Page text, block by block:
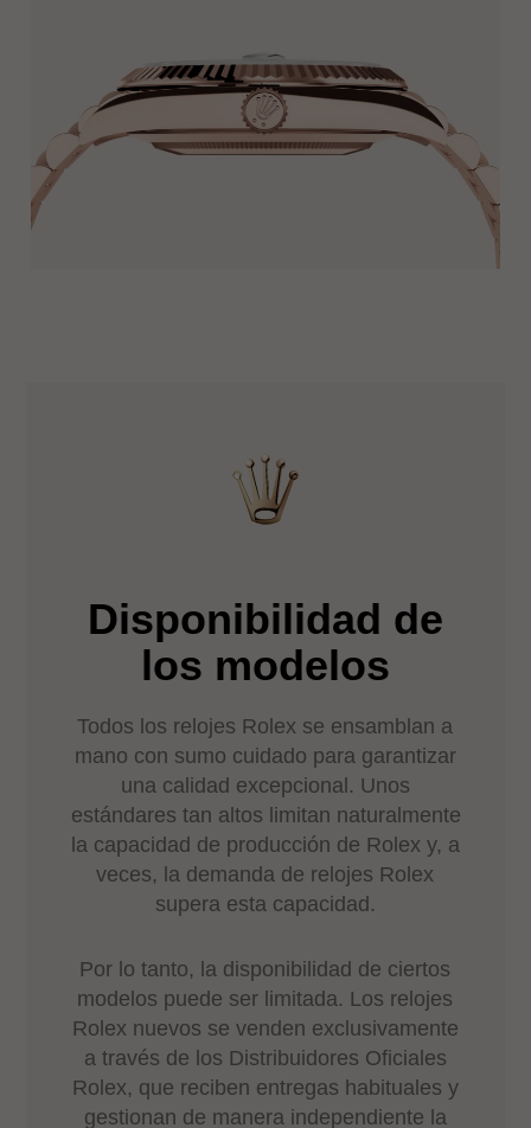
Disponibilidad de
los modelos
Todos los relojes Rolex se ensamblan a
mano con sumo cuidado para garantizar
una calidad excepcional. Unos
estándares tan altos limitan naturalmente
la capacidad de producción de Rolex y, a
veces, la demanda de relojes Rolex
supera esta capacidad.
Por lo tanto, la disponibilidad de ciertos
modelos puede ser limitada. Los relojes
Rolex nuevos se venden exclusivamente
a través de los Distribuidores Oficiales
Rolex, que reciben entregas habituales y
gestionan de manera independiente la